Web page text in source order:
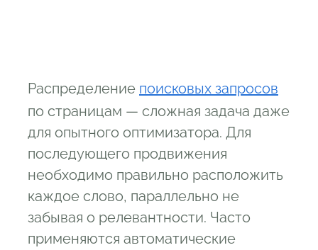
Распределение поисковых запросов
по страницам — сложная задача даже
для опытного оптимизатора. Для
последующего продвижения
необходимо правильно расположить
каждое слово, параллельно не
забывая о релевантности. Часто
применяются автоматические